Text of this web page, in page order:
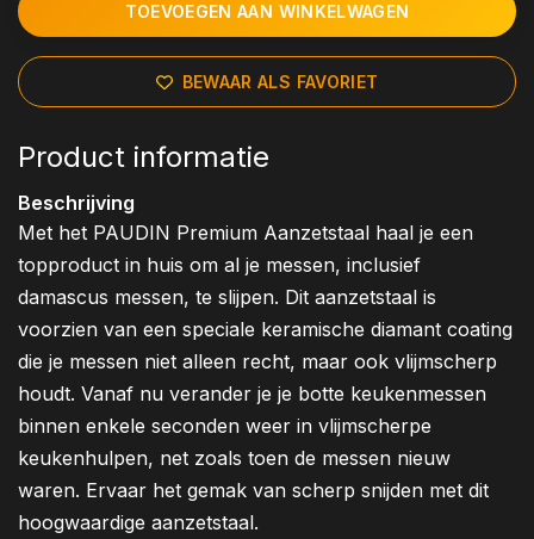
TOEVOEGEN AAN WINKELWAGEN
BEWAAR ALS FAVORIET
Product informatie
Beschrijving
Met het PAUDIN Premium Aanzetstaal haal je een
topproduct in huis om al je messen, inclusief
damascus messen, te slijpen. Dit aanzetstaal is
voorzien van een speciale keramische diamant coating
die je messen niet alleen recht, maar ook vlijmscherp
houdt. Vanaf nu verander je je botte keukenmessen
binnen enkele seconden weer in vlijmscherpe
keukenhulpen, net zoals toen de messen nieuw
waren. Ervaar het gemak van scherp snijden met dit
hoogwaardige aanzetstaal.